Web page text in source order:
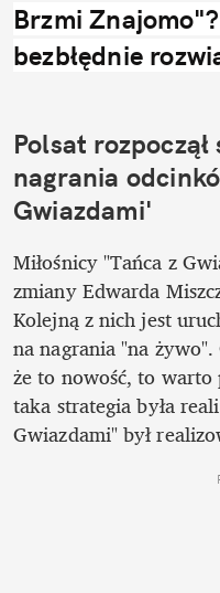
Brzmi
bezbłędnie
Polsat
nagrania
Gwiazdami'
Miłośnicy "Tańca z
zmiany Edwarda
Kolejną z nich jest
na nagrania "na
że to nowość, to
taka strategia była
Gwiazdami" był